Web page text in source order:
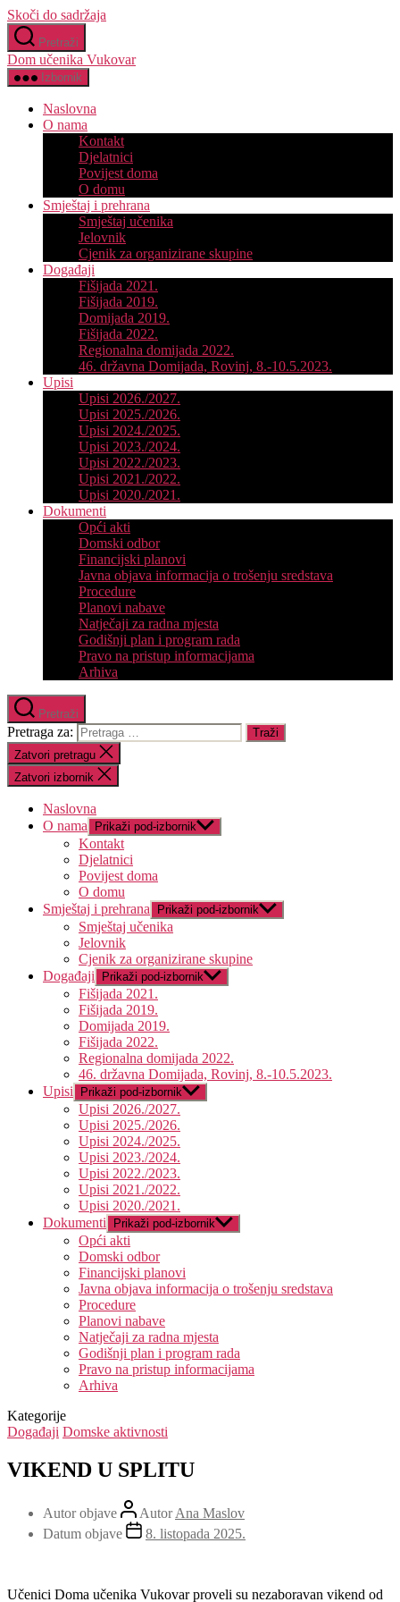
Skoči do sadržaja
Pretraži
Dom učenika Vukovar
Izbornik
Naslovna
O nama
Kontakt
Djelatnici
Povijest doma
O domu
Smještaj i prehrana
Smještaj učenika
Jelovnik
Cjenik za organizirane skupine
Događaji
Fišijada 2021.
Fišijada 2019.
Domijada 2019.
Fišijada 2022.
Regionalna domijada 2022.
46. državna Domijada, Rovinj, 8.-10.5.2023.
Upisi
Upisi 2026./2027.
Upisi 2025./2026.
Upisi 2024./2025.
Upisi 2023./2024.
Upisi 2022./2023.
Upisi 2021./2022.
Upisi 2020./2021.
Dokumenti
Opći akti
Domski odbor
Financijski planovi
Javna objava informacija o trošenju sredstava
Procedure
Planovi nabave
Natječaji za radna mjesta
Godišnji plan i program rada
Pravo na pristup informacijama
Arhiva
Pretraži
Pretraga za:
Zatvori pretragu
Zatvori izbornik
Naslovna
O nama
Prikaži pod-izbornik
Kontakt
Djelatnici
Povijest doma
O domu
Smještaj i prehrana
Prikaži pod-izbornik
Smještaj učenika
Jelovnik
Cjenik za organizirane skupine
Događaji
Prikaži pod-izbornik
Fišijada 2021.
Fišijada 2019.
Domijada 2019.
Fišijada 2022.
Regionalna domijada 2022.
46. državna Domijada, Rovinj, 8.-10.5.2023.
Upisi
Prikaži pod-izbornik
Upisi 2026./2027.
Upisi 2025./2026.
Upisi 2024./2025.
Upisi 2023./2024.
Upisi 2022./2023.
Upisi 2021./2022.
Upisi 2020./2021.
Dokumenti
Prikaži pod-izbornik
Opći akti
Domski odbor
Financijski planovi
Javna objava informacija o trošenju sredstava
Procedure
Planovi nabave
Natječaji za radna mjesta
Godišnji plan i program rada
Pravo na pristup informacijama
Arhiva
Kategorije
Događaji Domske aktivnosti
VIKEND U SPLITU
Autor objave AutorAna Maslov
Datum objave
8. listopada 2025.
Učenici Doma učenika Vukovar proveli su nezaboravan vikend od